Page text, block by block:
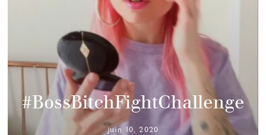
#BossBitchFightChallenge
juin 10, 2020